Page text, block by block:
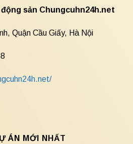
sản Chungcuhn24h.net
Quận Cầu Giấy, Hà Nội
ÁN MỚI NHẤT